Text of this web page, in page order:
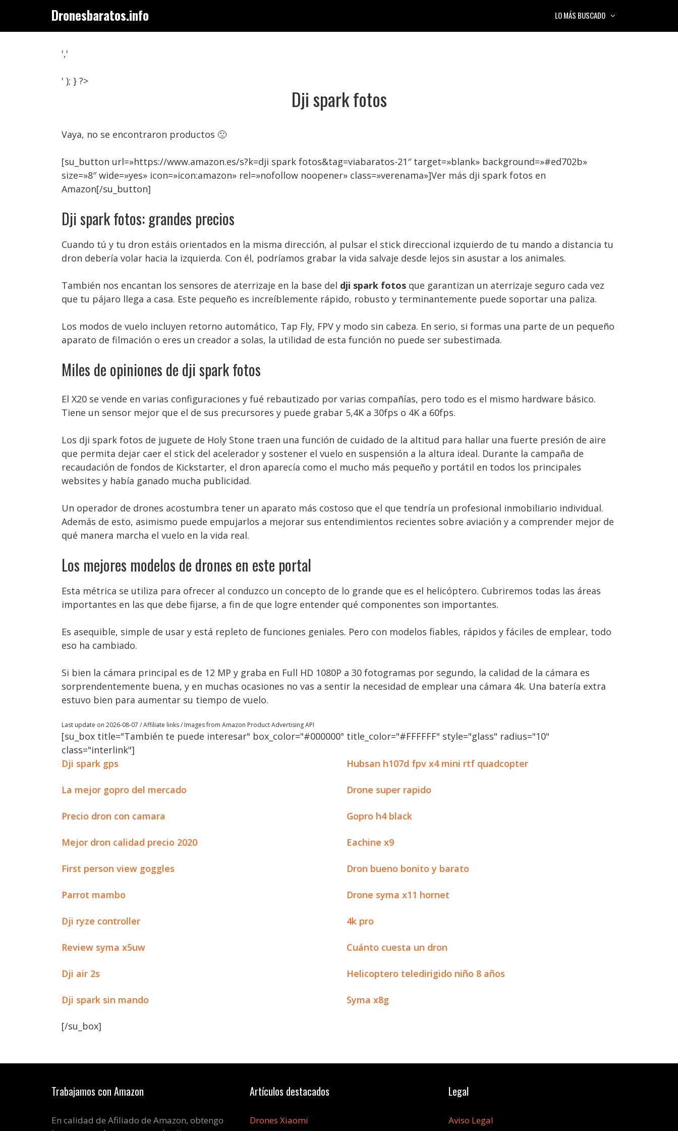
contenido
Dronesbaratos.info LO MÁS BUSCADO
','
' ); } ?>
Dji spark fotos
Vaya, no se encontraron productos 🙁
[su_button url=»https://www.amazon.es/s?k=dji spark fotos&tag=viabaratos-21″ target=»blank» background=»#ed702b»
size=»8″ wide=»yes» icon=»icon:amazon» rel=»nofollow noopener» class=»verenama»]Ver más dji spark fotos en
Amazon[/su_button]
Dji spark fotos: grandes precios
Cuando tú y tu dron estáis orientados en la misma dirección, al pulsar el stick direccional izquierdo de tu mando a distancia tu
dron debería volar hacia la izquierda. Con él, podríamos grabar la vida salvaje desde lejos sin asustar a los animales.
También nos encantan los sensores de aterrizaje en la base del dji spark fotos que garantizan un aterrizaje seguro cada vez
que tu pájaro llega a casa. Este pequeño es increíblemente rápido, robusto y terminantemente puede soportar una paliza.
Los modos de vuelo incluyen retorno automático, Tap Fly, FPV y modo sin cabeza. En serio, si formas una parte de un pequeño
aparato de filmación o eres un creador a solas, la utilidad de esta función no puede ser subestimada.
Miles de opiniones de dji spark fotos
El X20 se vende en varias configuraciones y fué rebautizado por varias compañías, pero todo es el mismo hardware básico.
Tiene un sensor mejor que el de sus precursores y puede grabar 5,4K a 30fps o 4K a 60fps.
Los dji spark fotos de juguete de Holy Stone traen una función de cuidado de la altitud para hallar una fuerte presión de aire
que permita dejar caer el stick del acelerador y sostener el vuelo en suspensión a la altura ideal. Durante la campaña de
recaudación de fondos de Kickstarter, el dron aparecía como el mucho más pequeño y portátil en todos los principales
websites y había ganado mucha publicidad.
Un operador de drones acostumbra tener un aparato más costoso que el que tendría un profesional inmobiliario individual.
Además de esto, asimismo puede empujarlos a mejorar sus entendimientos recientes sobre aviación y a comprender mejor de
qué manera marcha el vuelo en la vida real.
Los mejores modelos de drones en este portal
Esta métrica se utiliza para ofrecer al conduzco un concepto de lo grande que es el helicóptero. Cubriremos todas las áreas
importantes en las que debe fijarse, a fin de que logre entender qué componentes son importantes.
Es asequible, simple de usar y está repleto de funciones geniales. Pero con modelos fiables, rápidos y fáciles de emplear, todo
eso ha cambiado.
Si bien la cámara principal es de 12 MP y graba en Full HD 1080P a 30 fotogramas por segundo, la calidad de la cámara es
sorprendentemente buena, y en muchas ocasiones no vas a sentir la necesidad de emplear una cámara 4k. Una batería extra
estuvo bien para aumentar su tiempo de vuelo.
Last update on 2026-08-07 / Affiliate links / Images from Amazon Product Advertising API
[su_box title="También te puede interesar" box_color="#000000" title_color="#FFFFFF" style="glass" radius="10"
class="interlink"]
Dji spark gps
Hubsan h107d fpv x4 mini rtf quadcopter
La mejor gopro del mercado Drone super rapido
Precio dron con camara Gopro h4 black
Mejor dron calidad precio 2020 Eachine x9
First person view goggles Dron bueno bonito y barato
Parrot mambo Drone syma x11 hornet
Dji ryze controller 4k pro
Review syma x5uw Cuánto cuesta un dron
Dji air 2s Helicoptero teledirigido niño 8 años
Dji spark sin mando Syma x8g
[/su_box]
Trabajamos con Amazon
En calidad de Afiliado de Amazon, obtengo
Artículos destacados
Drones Xiaomi
Legal
Aviso Legal